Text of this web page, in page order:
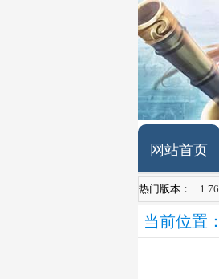
网站首页
热门版本：
当前位置：